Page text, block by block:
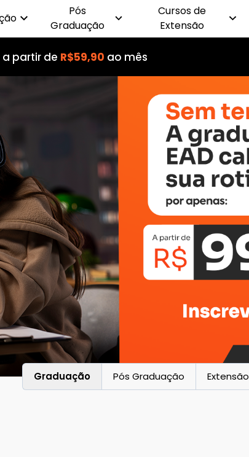
Pós
Graduação
Cursos de
Extensão
partir de R$59,90 ao mês
Graduação Pós Graduação Extensão